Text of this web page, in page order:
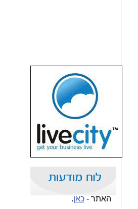
שבוע טוב לכל
הגולשים באשר
הם!!!
שמרו על עצמכם
והישמעו להוראות
פיקוד העורף!!
למה צריך אתר
עיתונות עצמאי וחופשי
כאן.
שאלות ותשובות לגבי